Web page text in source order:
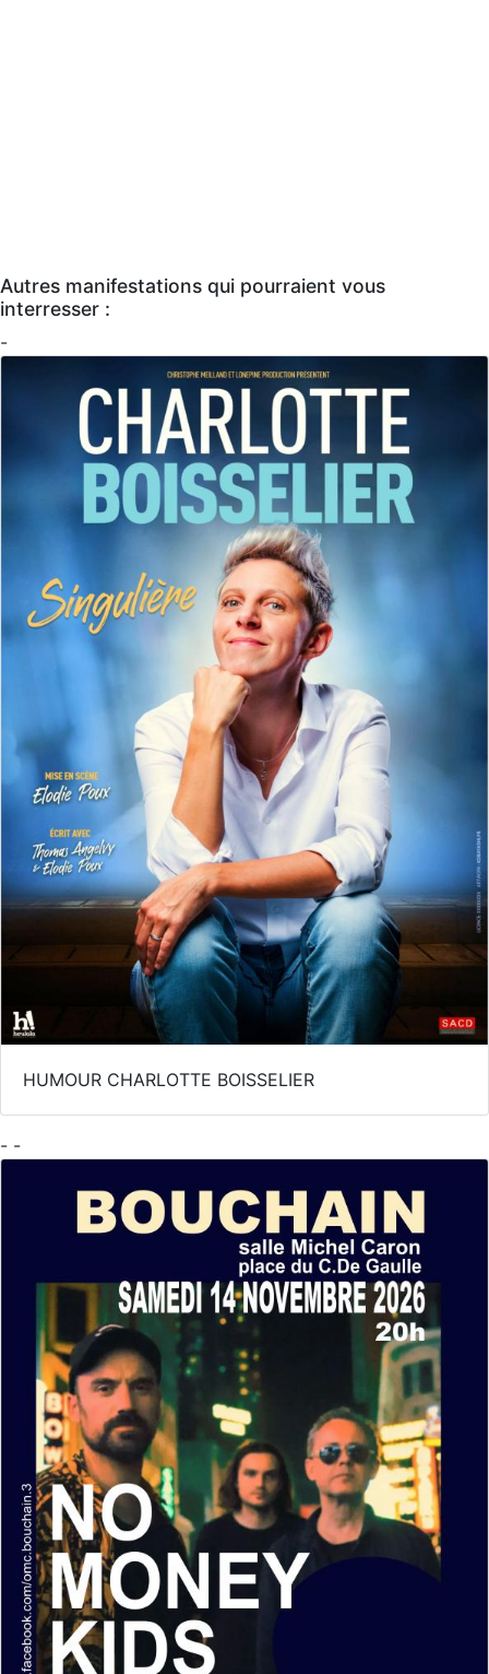
Autres manifestations qui pourraient vous
interresser :
-
HUMOUR CHARLOTTE BOISSELIER
- -